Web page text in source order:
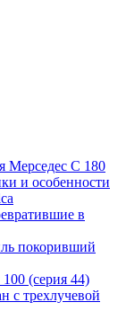
Мерседес С 180
и особенности
в
покоривший
(серия 44)
с трехлучевой